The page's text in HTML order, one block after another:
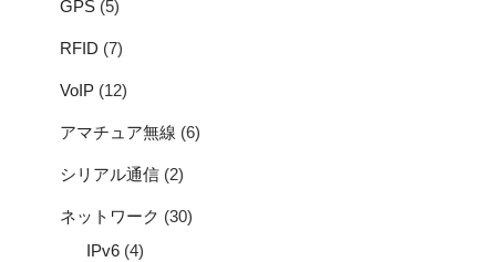
GPS (5)
RFID (7)
VoIP (12)
アマチュア無線 (6)
シリアル通信 (2)
ネットワーク (30)
IPv6 (4)